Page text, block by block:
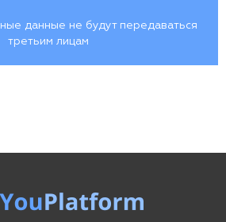
данные не будут передаваться
третьим лицам